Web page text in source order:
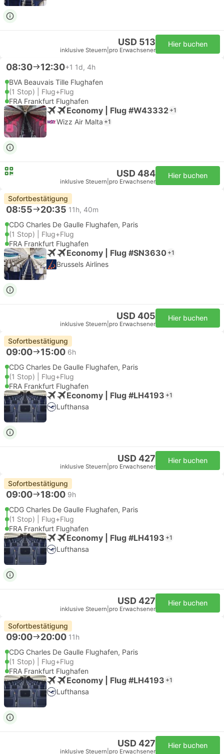
USD 513
inklusive Steuern pro Erwachsener
Hier buchen
08:30 12:30+1 1d, 4h
BVA Beauvais Tille Flughafen
(1 Stop) | Flug+Flug
FRA Frankfurt Flughafen
Economy | Flug #W43332 +1
Wizz Air Malta +1
USD 484
inklusive Steuern pro Erwachsener
Hier buchen
Sofortbestätigung
08:55 20:35 11h, 40m
CDG Charles De Gaulle Flughafen, Paris
(1 Stop) | Flug+Flug
FRA Frankfurt Flughafen
Economy | Flug #SN3630 +1
Brussels Airlines
USD 405
inklusive Steuern pro Erwachsener
Hier buchen
Sofortbestätigung
09:00 15:00 6h
CDG Charles De Gaulle Flughafen, Paris
(1 Stop) | Flug+Flug
FRA Frankfurt Flughafen
Economy | Flug #LH4193 +1
Lufthansa
USD 427
inklusive Steuern pro Erwachsener
Hier buchen
Sofortbestätigung
09:00 18:00 9h
CDG Charles De Gaulle Flughafen, Paris
(1 Stop) | Flug+Flug
FRA Frankfurt Flughafen
Economy | Flug #LH4193 +1
Lufthansa
USD 427
inklusive Steuern pro Erwachsener
Hier buchen
Sofortbestätigung
09:00 20:00 11h
CDG Charles De Gaulle Flughafen, Paris
(1 Stop) | Flug+Flug
FRA Frankfurt Flughafen
Economy | Flug #LH4193 +1
Lufthansa
USD 427
inklusive Steuern pro Erwachsener
Hier buchen